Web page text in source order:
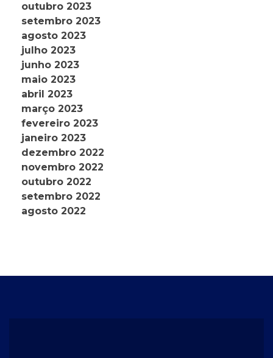
outubro 2023
setembro 2023
agosto 2023
julho 2023
junho 2023
maio 2023
abril 2023
março 2023
fevereiro 2023
janeiro 2023
dezembro 2022
novembro 2022
outubro 2022
setembro 2022
agosto 2022